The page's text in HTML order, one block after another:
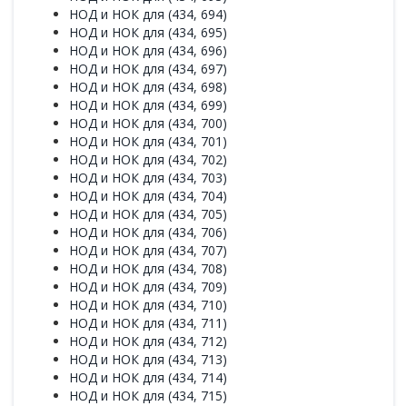
НОД и НОК для (434, 694)
НОД и НОК для (434, 695)
НОД и НОК для (434, 696)
НОД и НОК для (434, 697)
НОД и НОК для (434, 698)
НОД и НОК для (434, 699)
НОД и НОК для (434, 700)
НОД и НОК для (434, 701)
НОД и НОК для (434, 702)
НОД и НОК для (434, 703)
НОД и НОК для (434, 704)
НОД и НОК для (434, 705)
НОД и НОК для (434, 706)
НОД и НОК для (434, 707)
НОД и НОК для (434, 708)
НОД и НОК для (434, 709)
НОД и НОК для (434, 710)
НОД и НОК для (434, 711)
НОД и НОК для (434, 712)
НОД и НОК для (434, 713)
НОД и НОК для (434, 714)
НОД и НОК для (434, 715)